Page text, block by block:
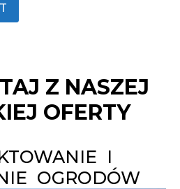
Z NASZEJ
OFERTY
I
OGRODÓW